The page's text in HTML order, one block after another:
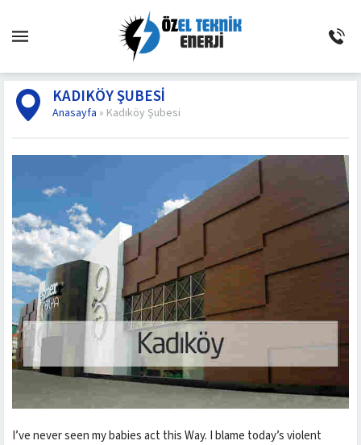
KADIKÖY ŞUBESI
Anasayfa » Kadıköy Şubesi
I’ve never seen my babies act this Way. I blame today’s violent